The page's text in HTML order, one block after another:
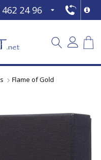
462 24 96
Flame of Gold